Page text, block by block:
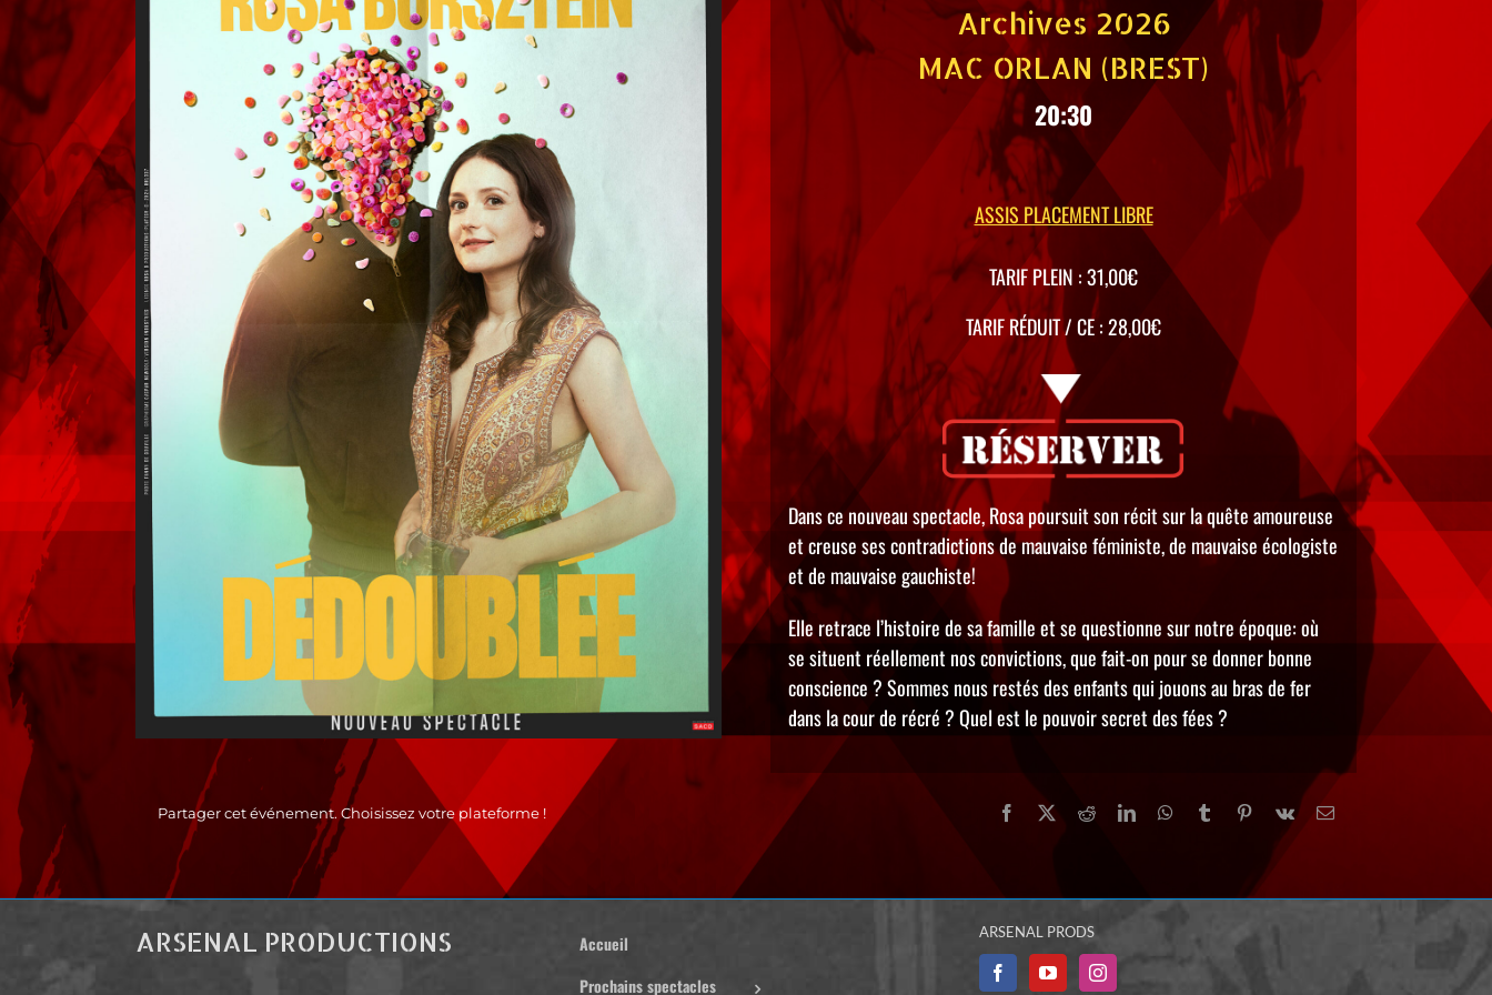
Archives 2026
MAC ORLAN (BREST)
20:30
ASSIS PLACEMENT LIBRE
TARIF PLEIN : 31,00€
TARIF RÉDUIT / CE : 28,00€
Dans ce nouveau spectacle, Rosa poursuit son récit sur la quête amoureuse
et creuse ses contradictions de mauvaise féministe, de mauvaise écologiste
et de mauvaise gauchiste!
Elle retrace l’histoire de sa famille et se questionne sur notre époque: où
se situent réellement nos convictions, que fait-on pour se donner bonne
conscience ? Sommes nous restés des enfants qui jouons au bras de fer
dans la cour de récré ? Quel est le pouvoir secret des fées ?
Partager cet événement. Choisissez votre plateforme ! Facebook RedditLinkedInWhatsApp
Tumblr Pinterest
Vk Email
ARSENAL PRODUCTIONS
Accueil
Prochains spectacles
ARSENAL PRODS